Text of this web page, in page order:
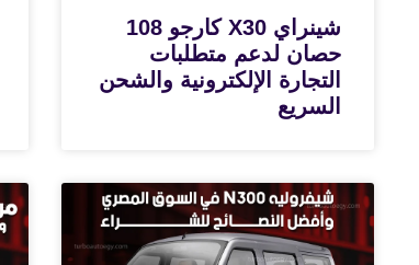
شينراي X30 كارجو 108
حصان لدعم متطلبات
التجارة الإلكترونية والشحن
السريع